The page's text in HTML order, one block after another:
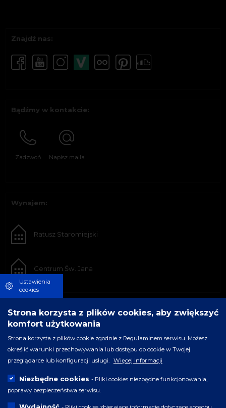
Znajdź nas:
Bądźmy w kontakcie:
Zadzwoń Napisz maila
Wynajem:
Ratusz Staromiejski
Centrum Św. Jana
Ustawienia
cookies
Strona korzysta z plików cookies, aby zwiększyć
komfort użytkowania
Strona korzysta z plików cookie zgodnie z Regulaminem serwisu. Możesz
określić warunki przechowywania lub dostępu do cookie w Twojej
przeglądarce lub konfiguracji usługi.
Więcej informacji
Niezbędne cookies - Pliki cookies niezbędne funkcjonowania,
poprawy bezpieczeństwa serwisu.
Wydajność